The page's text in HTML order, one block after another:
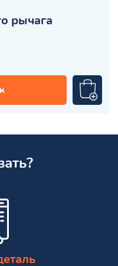
рычага